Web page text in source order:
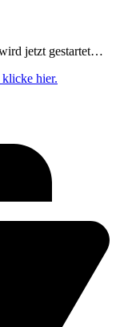
jetzt gestartet…
hier.